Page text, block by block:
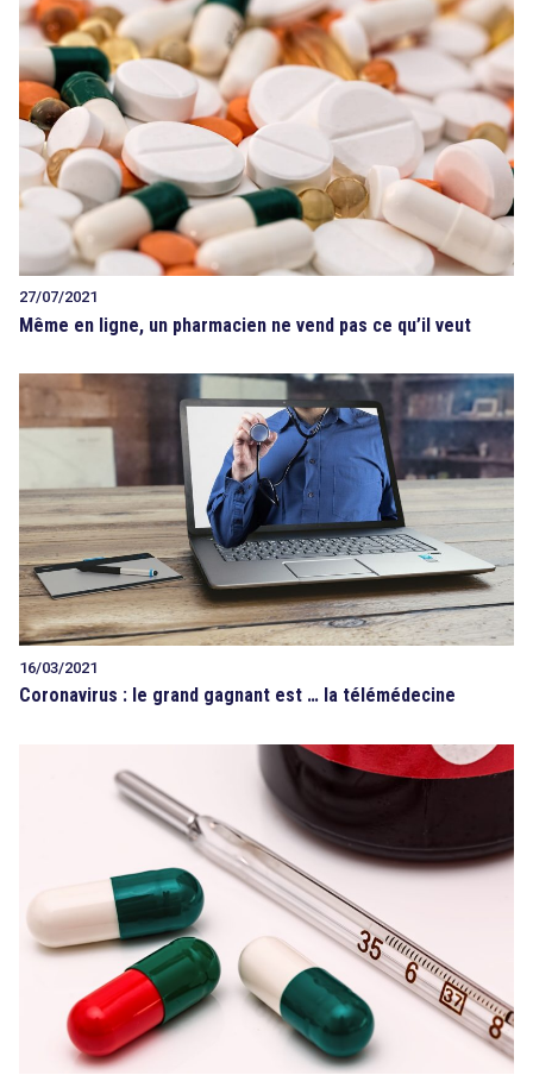
27/07/2021
Même en ligne, un pharmacien ne vend pas ce qu’il veut
16/03/2021
Coronavirus : le grand gagnant est … la télémédecine